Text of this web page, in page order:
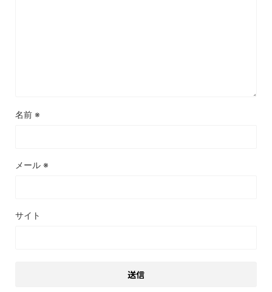
名前 ※
メール ※
サイト